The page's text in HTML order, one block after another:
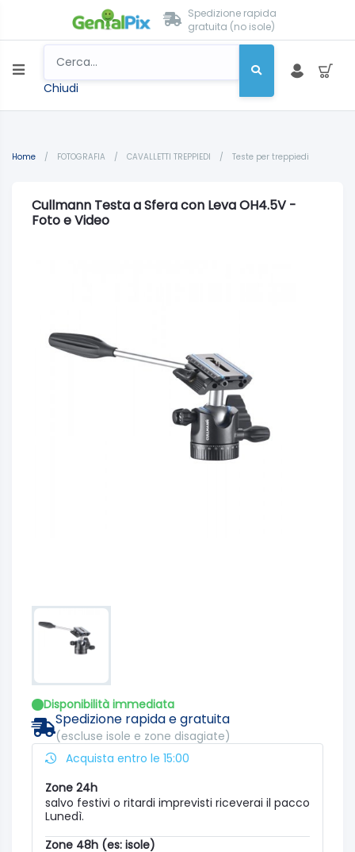
Spedizione rapida
gratuita (no isole)
Chiudi
Home / FOTOGRAFIA / CAVALLETTI TREPPIEDI / Teste per treppiedi
Cullmann Testa a Sfera con Leva OH4.5V -
Foto e Video
Disponibilità immediata
Spedizione rapida e gratuita
(escluse isole e zone disagiate)
Acquista entro le 15:00
Zone 24h
salvo festivi o ritardi imprevisti riceverai il pacco
Lunedì.
Zone 48h (es: isole)